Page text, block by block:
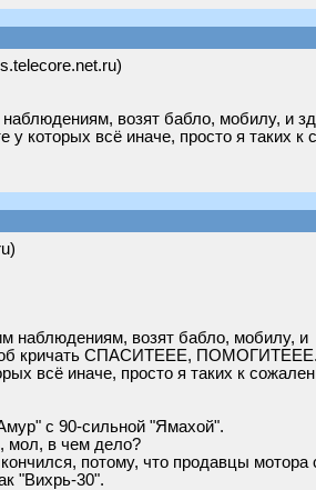
возят бабло, мобилу,
у которых всё иначе, просто я таких к
наблюдениям, возят бабло, мобилу, и
кричать СПАСИТЕЕЕ,
всё иначе, просто я таких к
с 90-сильной "Ямахой".
мол, в чем дело?
потому, что продавцы мотора
"Вихрь-30".